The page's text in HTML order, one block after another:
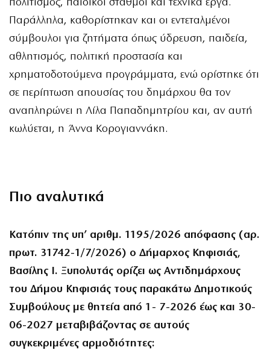
πολιτισμός, παιδικοί σταθμοί και τεχνικά έργα.
Παράλληλα, καθορίστηκαν και οι εντεταλμένοι
σύμβουλοι για ζητήματα όπως ύδρευση, παιδεία,
αθλητισμός, πολιτική προστασία και
χρηματοδοτούμενα προγράμματα, ενώ ορίστηκε ότι
σε περίπτωση απουσίας του δημάρχου θα τον
αναπληρώνει η Λίλα Παπαδημητρίου και, αν αυτή
κωλύεται, η Άννα Κορογιαννάκη.
Πιο αναλυτικά
Κατόπιν της υπ’ αριθμ. 1195/2026 απόφασης (αρ.
πρωτ. 31742-1/7/2026) ο Δήμαρχος Κηφισιάς,
Βασίλης Ι. Ξυπολυτάς ορίζει ως Αντιδημάρχους
του Δήμου Κηφισιάς τους παρακάτω Δημοτικούς
Συμβούλους με θητεία από 1- 7-2026 έως και 30-
06-2027 μεταβιβάζοντας σε αυτούς
συγκεκριμένες αρμοδιότητες: